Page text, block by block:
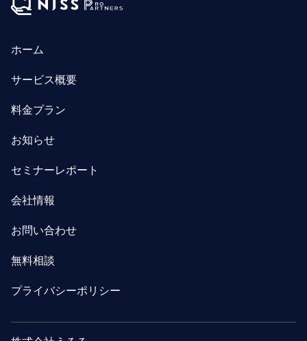
ホーム
サービス概要
料金プラン
お知らせ
セミナーレポート
会社情報
お問い合わせ
無料相談
プライバシーポリシー